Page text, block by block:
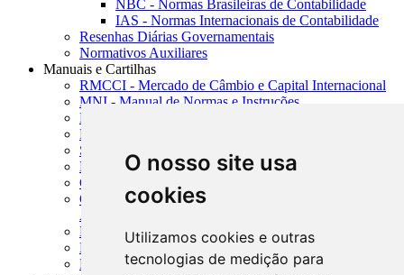
O nosso site usa
cookies
Utilizamos cookies e outras
tecnologias de medição para
NBC - Normas Brasileiras de Contabilidade
IAS - Normas Internacionais de Contabilidade
Resenhas Diárias Governamentais
Normativos Auxiliares
Manuais e Cartilhas
RMCCI - Mercado de Câmbio e Capital Internacional
MNI - Manual de Normas e Instruções
MTVM - Manual de Títulos e Valores Mobiliários
MCR - Manual de Crédito Rural
SISORF - Manual de Organização do SFN
MASUP - Manual de Supervisão Bancária
CADOC - Catálogo de Documentos
CNAE-CONCLA - Classificação Nacional de
Atividades Econômicas
PMF - Cartilhas do BCB
Manuais Auxiliares do BCB e Cosif-e
Resenhas Diárias Governamentais